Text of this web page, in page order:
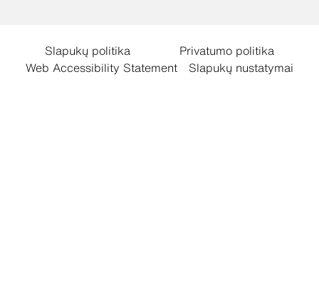
Slapukų politika
Privatumo politika
Web Accessibility Statement
Slapukų nustatymai